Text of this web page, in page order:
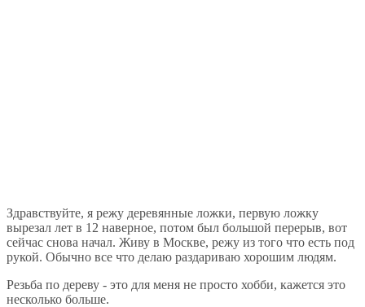
Здравствуйте, я режу деревянные ложки, первую ложку
вырезал лет в 12 наверное, потом был большой перерыв, вот
сейчас снова начал. Живу в Москве, режу из того что есть под
рукой. Обычно все что делаю раздариваю хорошим людям.
Резьба по дереву - это для меня не просто хобби, кажется это
несколько больше.